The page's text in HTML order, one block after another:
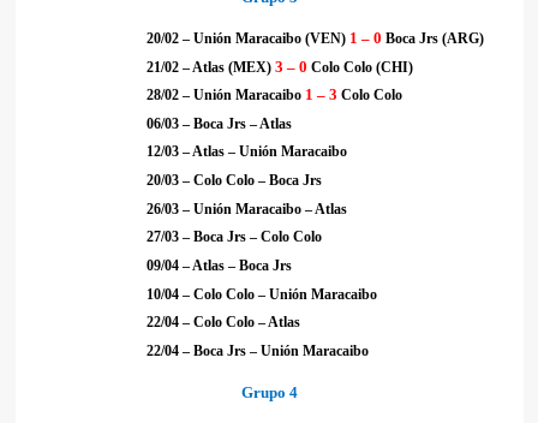
20/02 – Unión Maracaibo (VEN) 1 – 0 Boca Jrs (ARG)
21/02 – Atlas (MEX)3 – 0 Colo Colo (CHI)
28/02 – Unión Maracaibo 1 – 3 Colo Colo
06/03 – Boca Jrs – Atlas
12/03 – Atlas – Unión Maracaibo
20/03 – Colo Colo – Boca Jrs
26/03 – Unión Maracaibo – Atlas
27/03 – Boca Jrs – Colo Colo
09/04 – Atlas – Boca Jrs
10/04 – Colo Colo – Unión Maracaibo
22/04 – Colo Colo – Atlas
22/04 – Boca Jrs – Unión Maracaibo
Grupo 4